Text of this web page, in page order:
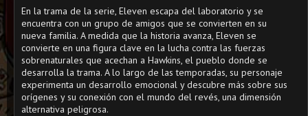
En la trama de la serie, Eleven escapa del laboratorio y se
encuentra con un grupo de amigos que se convierten en su
nueva familia. A medida que la historia avanza, Eleven se
convierte en una figura clave en la lucha contra las fuerzas
sobrenaturales que acechan a Hawkins, el pueblo donde se
desarrolla la trama. A lo largo de las temporadas, su personaje
experimenta un desarrollo emocional y descubre más sobre sus
orígenes y su conexión con el mundo del revés, una dimensión
alternativa peligrosa.